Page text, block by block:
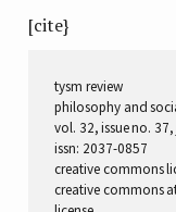
[cite}
tysm review
philosophy and
vol. 32, issue no.
issn: 2037-0857
creative commons
creative commons